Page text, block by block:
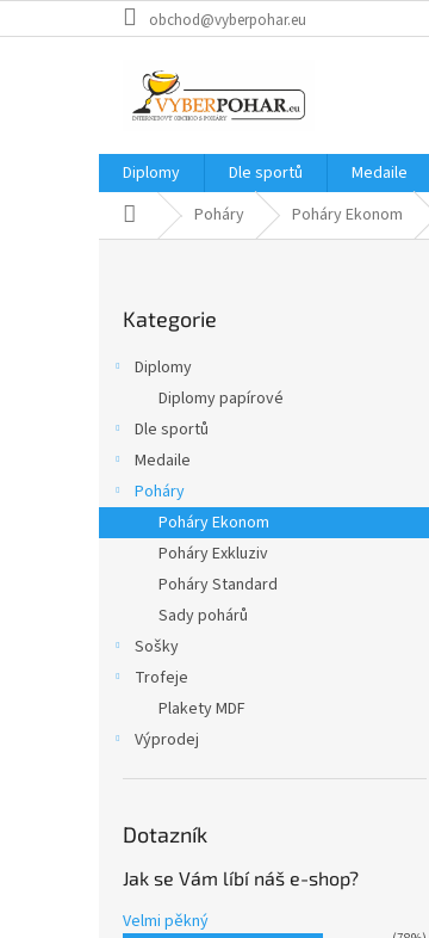
na
obchod@vyberpohar.eu
Diplomy Dle sportů Medaile
Domů Poháry Poháry Ekonom
a
n
kategorie
Kategorie
Diplomy
Diplomy papírové
Dle sportů
Medaile
Poháry
Poháry Ekonom
Poháry Exkluziv
Poháry Standard
Sady pohárů
Sošky
Trofeje
Plakety MDF
Výprodej
Dotazník
Jak se Vám líbí náš e-shop?
Velmi pěkný